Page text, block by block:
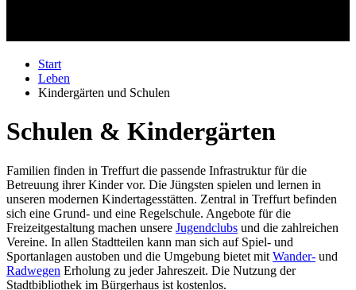
Start
Leben
Kindergärten und Schulen
Schulen & Kindergärten
Familien finden in Treffurt die passende Infrastruktur für die
Betreuung ihrer Kinder vor. Die Jüngsten spielen und lernen in
unseren modernen Kindertagesstätten. Zentral in Treffurt befinden
sich eine Grund- und eine Regelschule. Angebote für die
Freizeitgestaltung machen unsere Jugendclubs und die zahlreichen
Vereine. In allen Stadtteilen kann man sich auf Spiel- und
Sportanlagen austoben und die Umgebung bietet mit Wander- und
Radwegen Erholung zu jeder Jahreszeit. Die Nutzung der
Stadtbibliothek im Bürgerhaus ist kostenlos.